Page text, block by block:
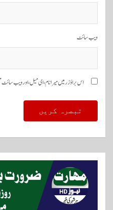
ویب‌ سائٹ
اس براؤزر میں میرا نام، ای میل، اور ویب